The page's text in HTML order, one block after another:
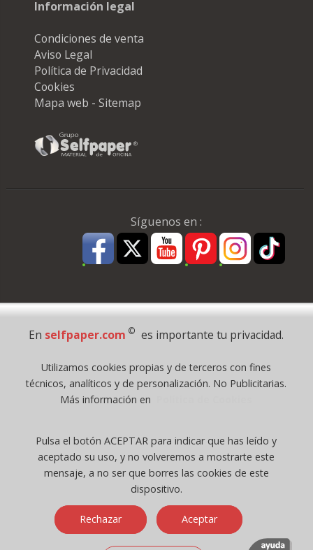
Información legal
Condiciones de venta
Aviso Legal
Política de Privacidad
Cookies
Mapa web - Sitemap
Síguenos en :
Pago Seguro
Todos los derechos reservados
©selfpaper.com, y las webs de ©gruposelfpaper.org están gestionadas, y
Registro Mercantil de Valencia ( España ) CEE:
Tomo 7263, Libro 4565, Folio 1, Sección 8, Hoja V-85203.
Móvil / Tablet - Bot mozilla/5.0 (linux; android 14; pixel 8)
applewebkit/537.36 (khtml, like gecko) chrome/131.0.0.0 mobile
En selfpaper.com © es importante tu privacidad.
Utilizamos cookies propias y de terceros con fines
técnicos, analíticos y de personalización. No Publicitarias.
Más información en
Pulsa el botón ACEPTAR para indicar que has leído y
aceptado su uso, y no volveremos a mostrarte este
mensaje, a no ser que borres las cookies de este
dispositivo.
Rechazar Aceptar